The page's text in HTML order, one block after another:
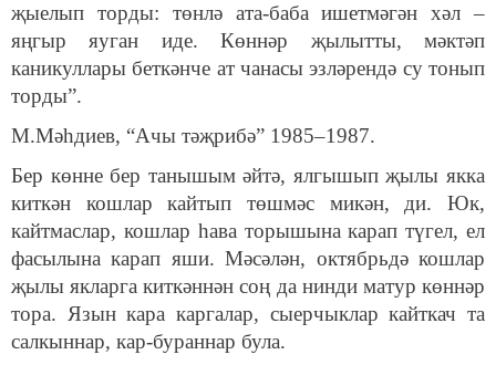
җыелып торды: төнлә ата-баба ишетмәгән хәл –
яңгыр яуган иде. Көннәр җылытты, мәктәп
каникуллары беткәнче ат чанасы эзләрендә су тонып
торды”.
М.Мәһдиев, “Ачы тәҗрибә” 1985–1987.
Бер көнне бер танышым әйтә, ялгышып җылы якка
киткән кошлар кайтып төшмәс микән, ди. Юк,
кайтмаслар, кошлар һава торышына карап түгел, ел
фасылына карап яши. Мәсәлән, октябрьдә кошлар
җылы якларга киткәннән соң да нинди матур көннәр
тора. Язын кара каргалар, сыерчыклар кайткач та
салкыннар, кар-бураннар була.